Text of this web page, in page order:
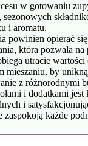
w gotowaniu
i aromatu.
powinien opierać
która pozwala na
utracie
mieszaniu, by
z różnorodnymi
i dodatkami jest
i
każde